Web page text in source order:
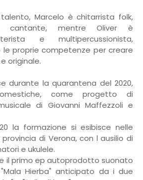
Marcelo è chitarrista folk,
cantante, mentre Oliver è
e multipercussionista,
proprie competenze per creare
originale.
durante la quarantena del 2020,
come progetto di
di Giovanni Maffezzoli e
la formazione si esibisce nelle
di Verona, con l ausilio di
e ukulele.
il primo ep autoprodotto suonato
Hierba" anticipato da i due